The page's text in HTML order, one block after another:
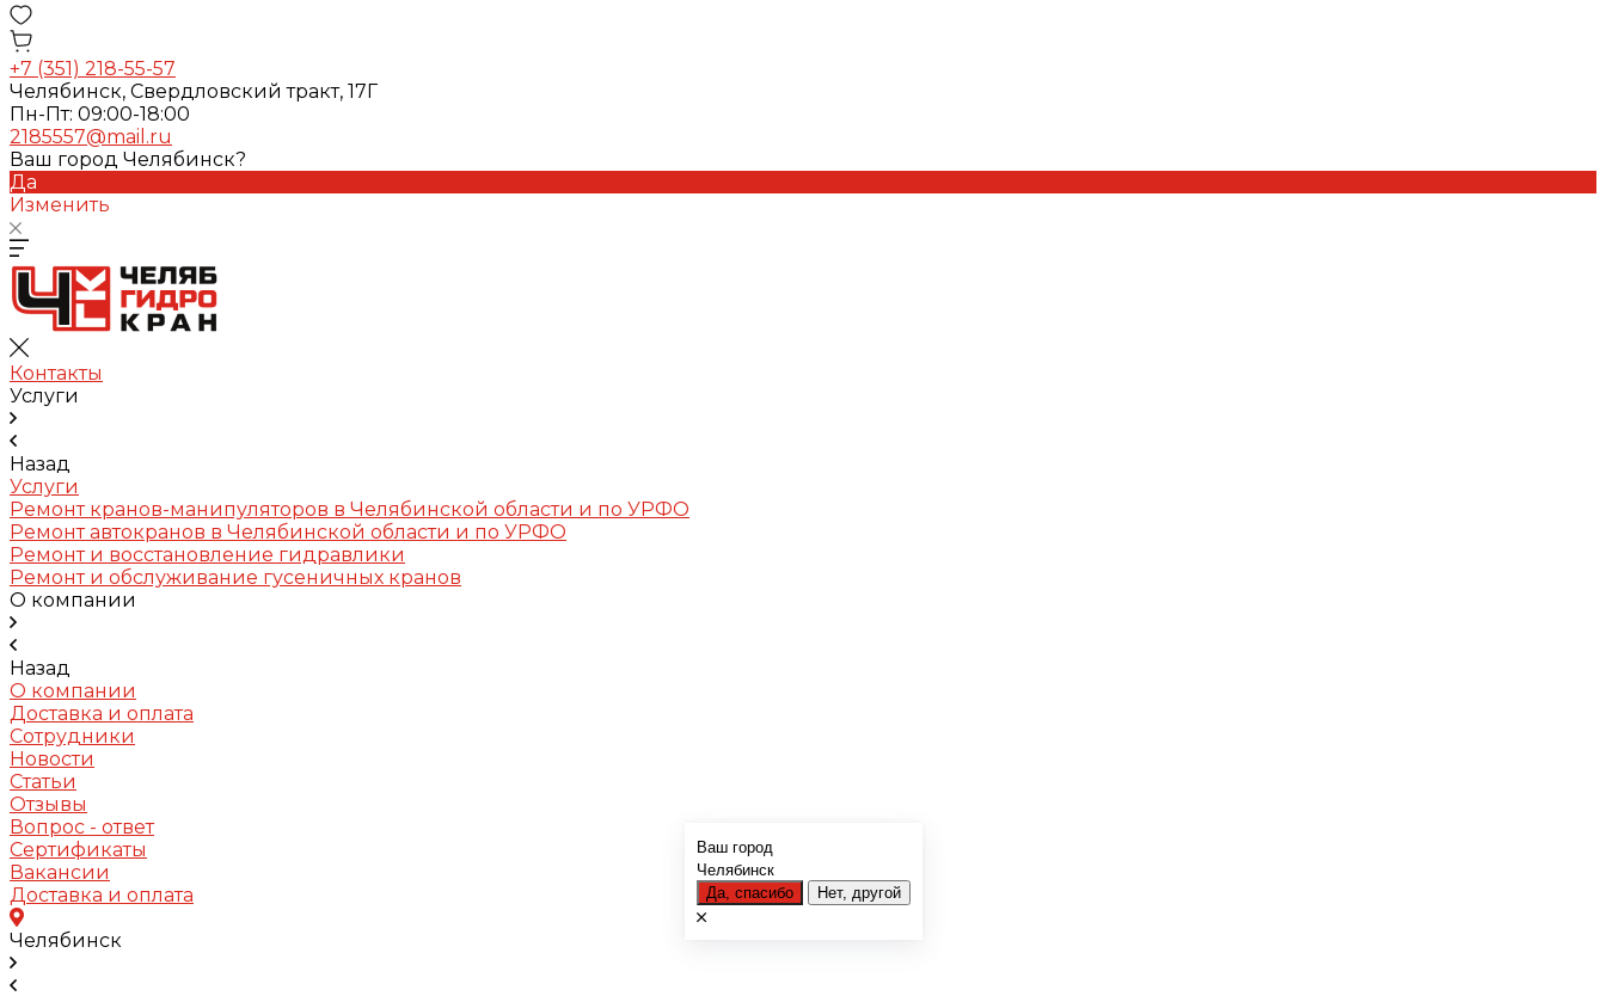
+7 (351) 218-55-57
Челябинск, Свердловский тракт, 17Г
Пн-Пт: 09:00-18:00
2185557@mail.ru
Ваш город Челябинск?
Да
Изменить
Контакты
Услуги
Назад
Услуги
Ремонт кранов-манипуляторов в Челябинской области и по УРФО
Ремонт автокранов в Челябинской области и по УРФО
Ремонт и восстановление гидравлики
Ремонт и обслуживание гусеничных кранов
О компании
Назад
О компании
Доставка и оплата
Сотрудники
Новости
Статьи
Отзывы
Вопрос - ответ
Сертификаты
Вакансии
Доставка и оплата
Челябинск
Ваш город
Челябинск
Да, спасибо Нет, другой